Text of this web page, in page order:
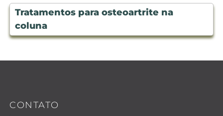
Tratamentos para osteoartrite na
coluna
CONTATO